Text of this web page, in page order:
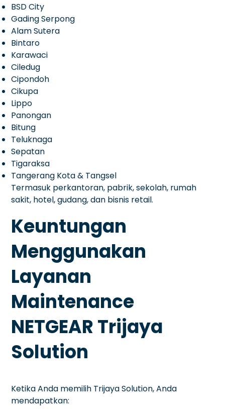
BSD City
Gading Serpong
Alam Sutera
Bintaro
Karawaci
Ciledug
Cipondoh
Cikupa
Lippo
Panongan
Bitung
Teluknaga
Sepatan
Tigaraksa
Tangerang Kota & Tangsel
Termasuk perkantoran, pabrik, sekolah, rumah
sakit, hotel, gudang, dan bisnis retail.
Keuntungan
Menggunakan
Layanan
Maintenance
NETGEAR Trijaya
Solution
Ketika Anda memilih Trijaya Solution, Anda
mendapatkan: